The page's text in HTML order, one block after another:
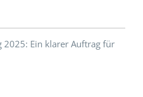
2025: Ein klarer Auftrag für